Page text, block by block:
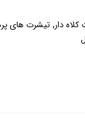
دار, تیشرت های